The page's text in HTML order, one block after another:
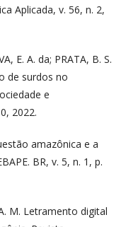
Aplicada, v. 56, n. 2,
E. A. da; PRATA, B. S.
de surdos no
e
2022.
amazônica e a
BR, v. 5, n. 1, p.
M. Letramento digital